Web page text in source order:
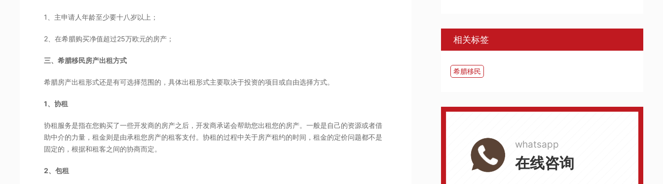
1、主申请人年龄至少要十八岁以上；
2、在希腊购买净值超过25万欧元的房产；
三、希腊移民房产出租方式
希腊房产出租形式还是有可选择范围的，具体出租形式主要取决于投资的项目或自由选择方式。
1、协租
协租服务是指在您购买了一些开发商的房产之后，开发商承诺会帮助您出租您的房产。一般是自己的资源或者借
助中介的力量，租金则是由承租您房产的租客支付。协租的过程中关于房产租约的时间，租金的定价问题都不是
固定的，根据和租客之间的协商而定。
2、包租
相关标签
希腊移民
whatsapp
在线咨询